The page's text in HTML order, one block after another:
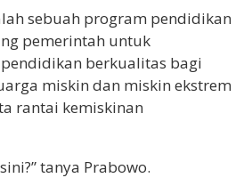
sebuah program pendidikan
pemerintah untuk
berkualitas bagi
miskin dan miskin ekstrem
rantai kemiskinan
tanya Prabowo.